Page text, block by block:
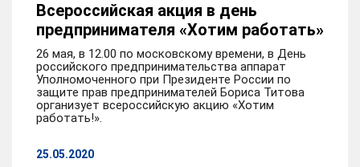
Всероссийская акция в день
предпринимателя «Хотим работать»
26 мая, в 12.00 по московскому времени, в День
российского предпринимательства аппарат
Уполномоченного при Президенте России по
защите прав предпринимателей Бориса Титова
организует всероссийскую акцию «Хотим
работать!».
25.05.2020